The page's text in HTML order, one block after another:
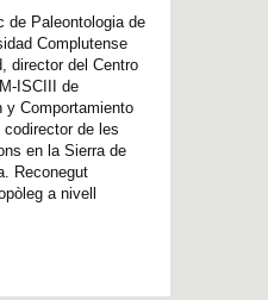
POLÍTIQUES
de Paleontologia de
Complutense
director del Centro
ISCIII de
y Comportamiento
codirector de les
en la Sierra de
Reconegut
a nivell